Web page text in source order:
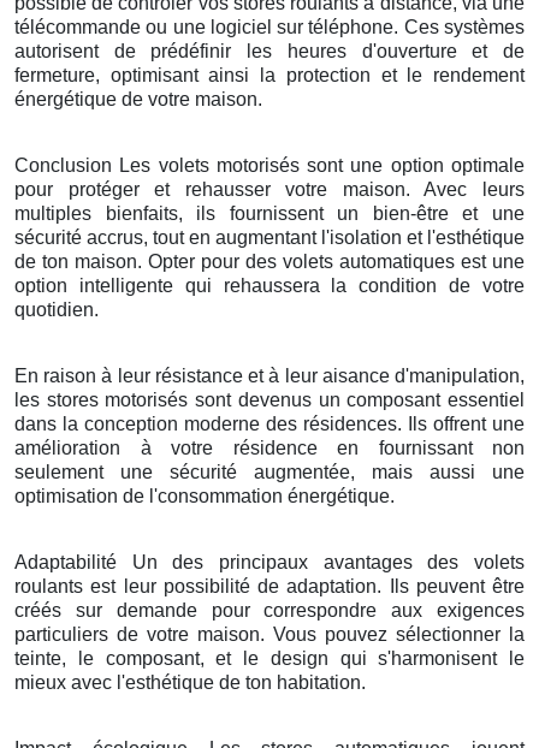
télécommande ou une logiciel sur téléphone. Ces systèmes
autorisent de prédéfinir les heures d'ouverture et de
fermeture, optimisant ainsi la protection et le rendement
énergétique de votre maison.
Conclusion Les volets motorisés sont une option optimale
pour protéger et rehausser votre maison. Avec leurs
multiples bienfaits, ils fournissent un bien-être et une
sécurité accrus, tout en augmentant l'isolation et l'esthétique
de ton maison. Opter pour des volets automatiques est une
option intelligente qui rehaussera la condition de votre
quotidien.
En raison à leur résistance et à leur aisance d'manipulation,
les stores motorisés sont devenus un composant essentiel
dans la conception moderne des résidences. Ils offrent une
amélioration à votre résidence en fournissant non
seulement une sécurité augmentée, mais aussi une
optimisation de l'consommation énergétique.
Adaptabilité Un des principaux avantages des volets
roulants est leur possibilité de adaptation. Ils peuvent être
créés sur demande pour correspondre aux exigences
particuliers de votre maison. Vous pouvez sélectionner la
teinte, le composant, et le design qui s'harmonisent le
mieux avec l'esthétique de ton habitation.